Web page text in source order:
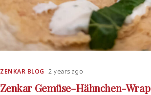
ZENKAR BLOG 2 years ago
Zenkar Gemüse-Hähnchen-Wrap